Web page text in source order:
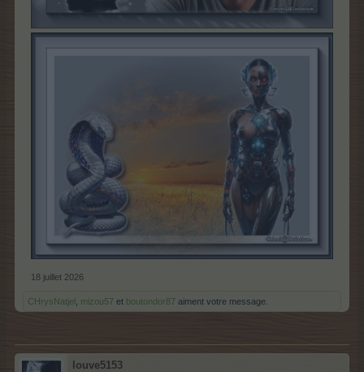
18 juillet 2026
CHrysNatjel mizou57 et boutondor87 aiment votre message.
louve5153